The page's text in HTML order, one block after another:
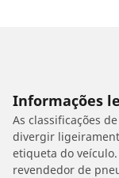
Informações
As classificações
divergir
etiqueta do
revendedor de